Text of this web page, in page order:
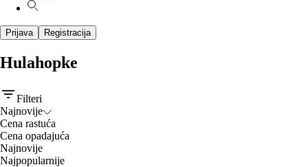
Prijava Registracija
Hulahopke
Filteri
Najnovije
Cena rastuća
Cena opadajuća
Najnovije
Najpopularnije